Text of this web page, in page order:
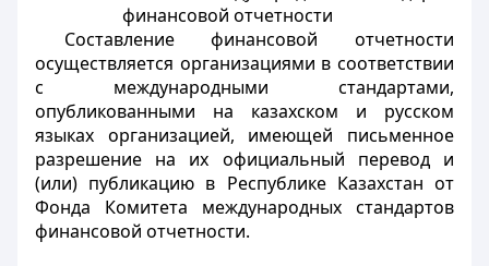
финансовой отчетности
Составление финансовой отчетности
осуществляется организациями в соответствии
с международными стандартами,
опубликованными на казахском и русском
языках организацией, имеющей письменное
разрешение на их официальный перевод и
(или) публикацию в Республике Казахстан от
Фонда Комитета международных стандартов
финансовой отчетности.